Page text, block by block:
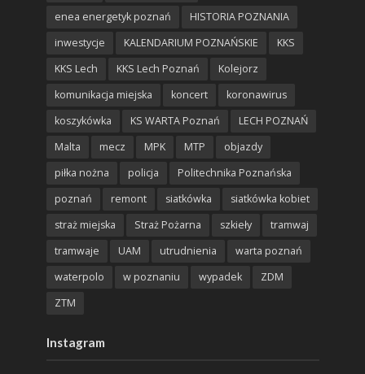
enea energetyk poznań
HISTORIA POZNANIA
inwestycje
KALENDARIUM POZNAŃSKIE
KKS
KKS Lech
KKS Lech Poznań
Kolejorz
komunikacja miejska
koncert
koronawirus
koszykówka
KS WARTA Poznań
LECH POZNAŃ
Malta
mecz MPK MTP
objazdy
piłka nożna
policja
Politechnika Poznańska
poznań
remont siatkówka
siatkówka kobiet
straż miejska
Straż Pożarna szkieły
tramwaj
tramwaje
UAM utrudnienia
warta poznań
waterpolo
w poznaniu wypadek
ZDM
ZTM
Instagram